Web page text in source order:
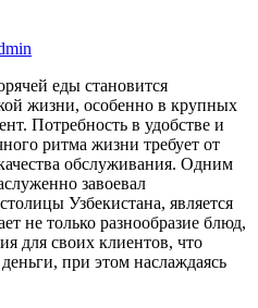
еды становится
жизни, особенно в крупных
Потребность в удобстве и
ритма жизни требует от
обслуживания. Одним
завоевал
Узбекистана, является
не только разнообразие блюд,
для своих клиентов, что
при этом наслаждаясь